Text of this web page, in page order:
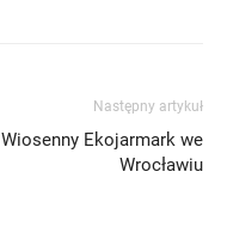
Następny artykuł
Wiosenny Ekojarmark we
Wrocławiu